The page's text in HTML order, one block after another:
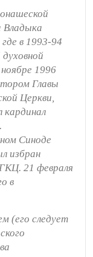
в 1993-94
1996
Главы
Церкви,
Синоде
избран
21 февраля
в
(его следует